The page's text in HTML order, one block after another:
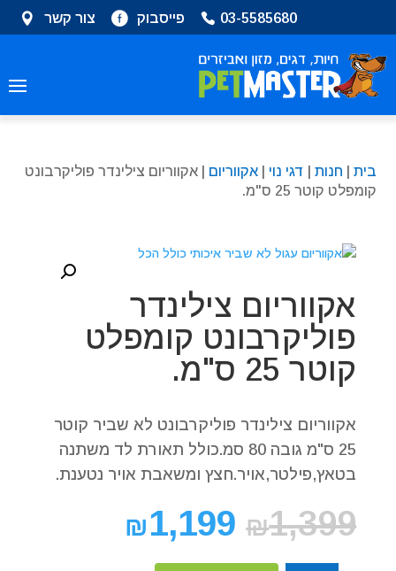
בְּאֲתָר
זֶה
מֻפְעֶלֶת
הַמְּסַיַּעַת
לִנְגִישׁוּת
03-5585680 פייסבוק צור קשר
בית חנות דגי נוי |אקווריום | אקווריום צילינדר פוליקרבונט
קומפלט קוטר 25 ס"מ.
אקווריום צילינדר
פוליקרבונט קומפלט
קוטר 25 ס"מ.
אקווריום צילינדר פוליקרבונט לא שביר קוטר
25 ס"מ גובה 80 סמ.כולל תאורת לד משתנה
בטאץ,פילטר,אויר.חצץ ומשאבת אויר נטענת.
₪1,399
₪1,199